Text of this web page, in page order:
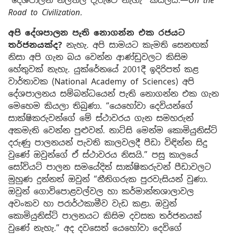
Road to Civilization.
අපි දේශපාලන පැති නොගන්න එක රජයට
තර්ජනයක්ද? නැහැ. අපි සාමයට කැමති සෙනඟක්
නිසා අපි ගැන බය වෙන්න ආණ්ඩුවලට කිසිම
හේතුවක් නැහැ. යුක්රේනයේ 2001දී ඉදිරිපත් කළ
වාර්තාවක (National Academy of Sciences) අපි
දේශපාලනය සම්බන්ධයෙන් පැති නොගන්න එක ගැන
මෙහෙම කියලා තිබුණා. “යෙහෝවා දෙවියන්ගේ
සාක්ෂිකරුවන්ගේ මේ ස්ථාවරය ගැන සමහරුන්
අකමැති වෙන්න පුළුවන්. නාට්සි මෙන්ම කොමියුනිස්ට්
දරුණු පාලනයන් පැවති කාලවලදී පීඩා විඳින්න සිදු
වුණේ ඔවුන්ගේ ඒ ස්ථාවරය නිසයි.” පසු කාලයේ
සෝවියට් පාලන සමයේදිත් සාක්ෂිකරුවන් පීඩාවලට
මුහුණ දුන්නත් ඔවුන් “නීතිගරුක පුරවැසියන් වුණා.
ඔවුන් ගොවිපොළවල්වල හා කර්මාන්තශාලාවල
අවංකව හා පරාර්ථකාමීව වැඩ කළා. ඔවුන්
කොමියුනිස්ට් පාලනයට කිසිම දවසක තර්ජනයක්
වුණේ නැහැ.” අද දවසෙත් යෙහෝවා දෙවිගේ